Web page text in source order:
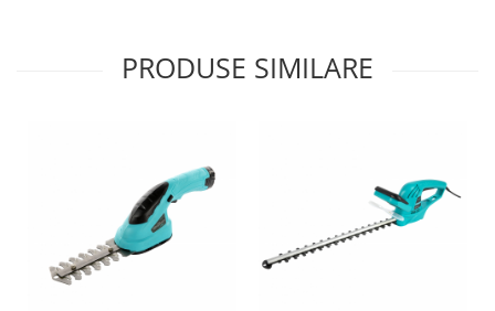
Roabe & accesorii
Zdrobitoare si teascuri
Teascuri
PRODUSE SIMILARE